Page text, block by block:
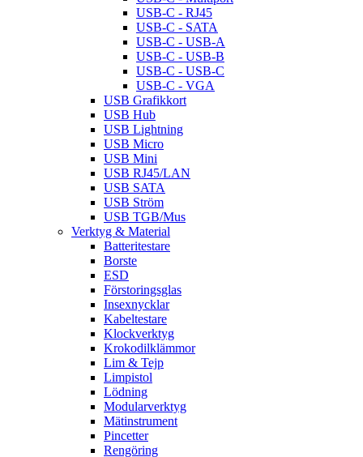
USB-C - RJ45
USB-C - SATA
USB-C - USB-A
USB-C - USB-B
USB-C - USB-C
USB-C - VGA
USB Grafikkort
USB Hub
USB Lightning
USB Micro
USB Mini
USB RJ45/LAN
USB SATA
USB Ström
USB TGB/Mus
Verktyg & Material
Batteritestare
Borste
ESD
Förstoringsglas
Insexnycklar
Kabeltestare
Klockverktyg
Krokodilklämmor
Lim & Tejp
Limpistol
Lödning
Modularverktyg
Mätinstrument
Pincetter
Rengöring